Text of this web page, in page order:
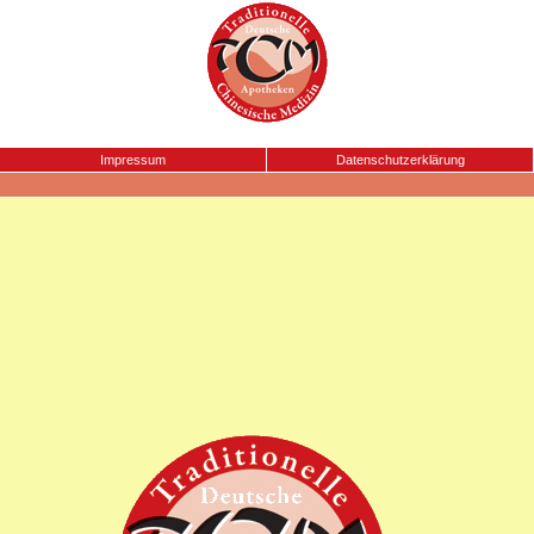
Impressum Datenschutzerklärung